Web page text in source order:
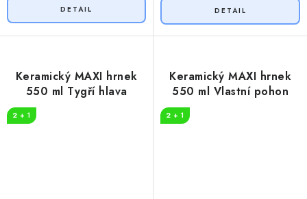
Keramický MAXI hrnek
550 ml Tygří hlava
2 + 1
Keramický MAXI hrnek
550 ml Vlastní pohon
2 + 1